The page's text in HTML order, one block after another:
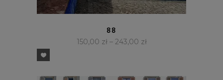
88
150,00 zł – 243,00 zł